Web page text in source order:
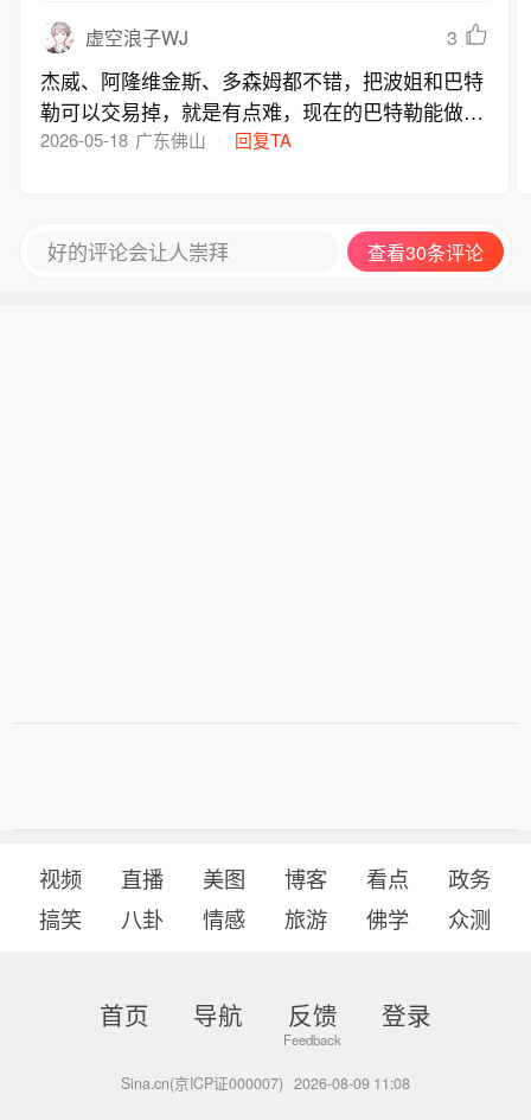
虚空浪子WJ 3
杰威、阿隆维金斯、多森姆都不错，把波姐和巴特
勒可以交易掉，就是有点难，现在的巴特勒能做的
桑托斯已经能胜任了
2026-05-18 广东佛山 回复TA
好的评论会让人崇拜 查看30条评论
视频 直播 美图 博客 看点
政务
搞笑
八卦 情感 旅游 佛学 众测
首页 导航 反馈 登录
Sina.cn(京ICP证000007) 2026-08-09 11:08